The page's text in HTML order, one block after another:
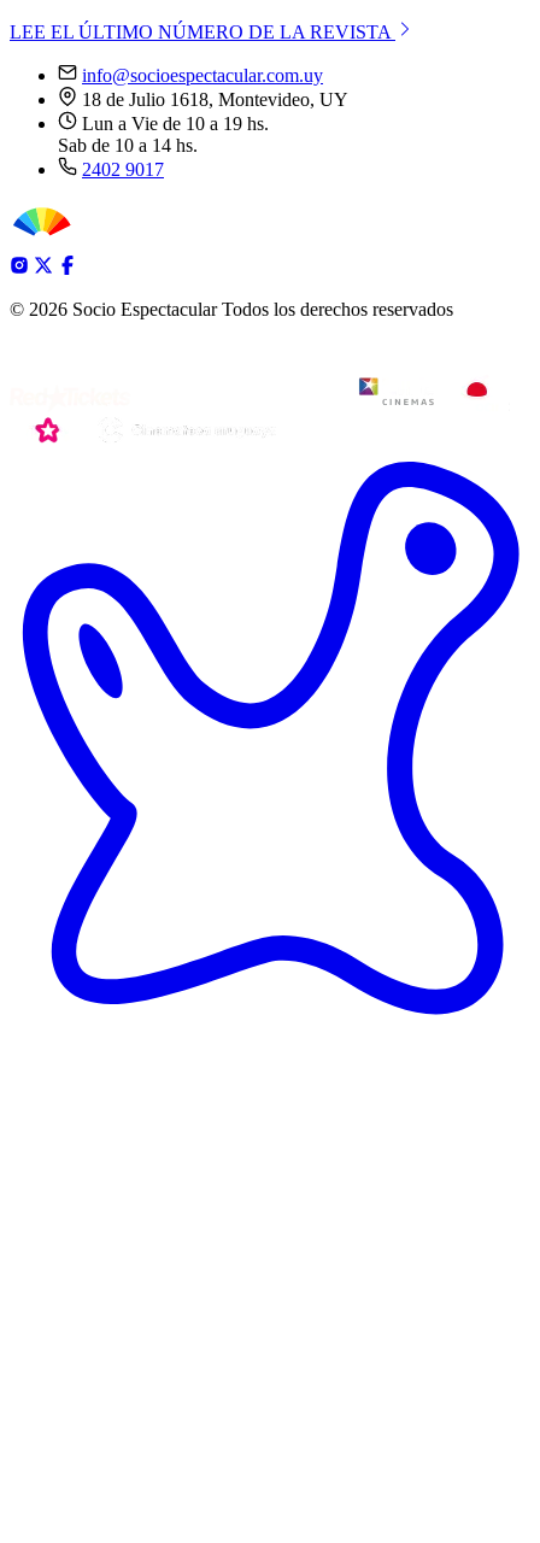
LEE EL ÚLTIMO NÚMERO DE LA REVISTA
info@socioespectacular.com.uy
18 de Julio 1618, Montevideo, UY
Lun a Vie de 10 a 19 hs.
Sab de 10 a 14 hs.
2402 9017
© 2026 Socio Espectacular Todos los derechos reservados